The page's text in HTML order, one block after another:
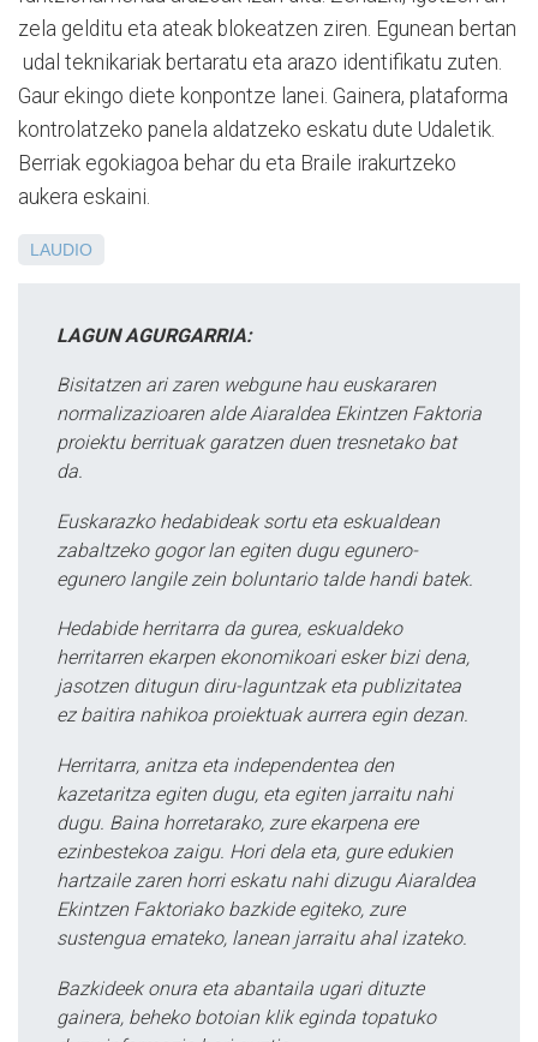
zela gelditu eta ateak blokeatzen ziren. Egunean bertan
udal teknikariak bertaratu eta arazo identifikatu zuten.
Gaur ekingo diete konpontze lanei. Gainera, plataforma
kontrolatzeko panela aldatzeko eskatu dute Udaletik.
Berriak egokiagoa behar du eta Braile irakurtzeko
aukera eskaini.
LAUDIO
LAGUN AGURGARRIA:
Bisitatzen ari zaren webgune hau euskararen
normalizazioaren alde Aiaraldea Ekintzen Faktoria
proiektu berrituak garatzen duen tresnetako bat
da.
Euskarazko hedabideak sortu eta eskualdean
zabaltzeko gogor lan egiten dugu egunero-
egunero langile zein boluntario talde handi batek.
Hedabide herritarra da gurea, eskualdeko
herritarren ekarpen ekonomikoari esker bizi dena,
jasotzen ditugun diru-laguntzak eta publizitatea
ez baitira nahikoa proiektuak aurrera egin dezan.
Herritarra, anitza eta independentea den
kazetaritza egiten dugu, eta egiten jarraitu nahi
dugu. Baina horretarako, zure ekarpena ere
ezinbestekoa zaigu. Hori dela eta, gure edukien
hartzaile zaren horri eskatu nahi dizugu Aiaraldea
Ekintzen Faktoriako bazkide egiteko, zure
sustengua emateko, lanean jarraitu ahal izateko.
Bazkideek onura eta abantaila ugari dituzte
gainera, beheko botoian klik eginda topatuko